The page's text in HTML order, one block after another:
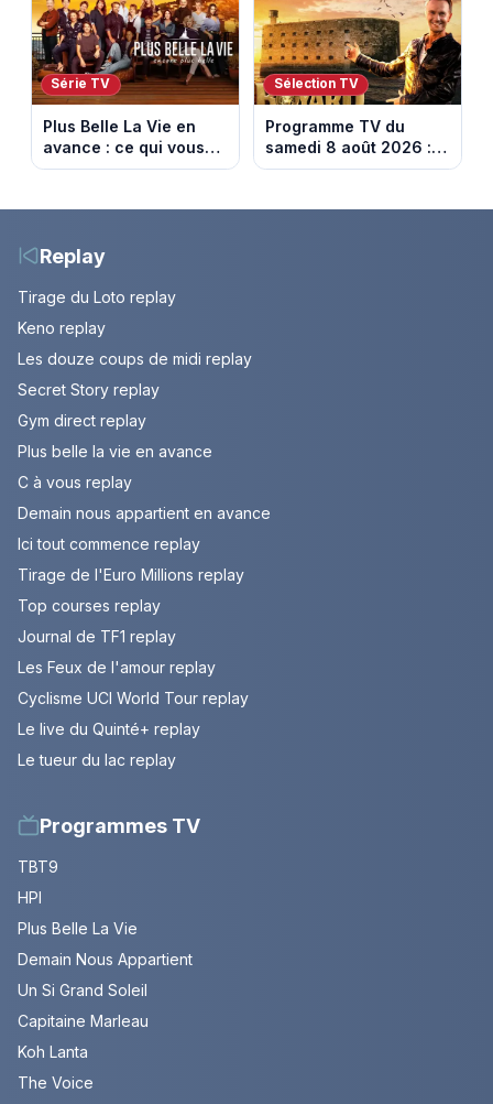
août 2026 (spoiler)
(spoiler)
Série TV
Plus Belle La Vie en
avance : ce qui vous
attend la semaine du
(spoiler)
Sélection TV
Programme TV du
samedi 8 août 2026 :
notre sélection pour
Replay
Tirage du Loto replay
Keno replay
Les douze coups de midi replay
Secret Story replay
Gym direct replay
Plus belle la vie en avance
C à vous replay
Demain nous appartient en avance
Ici tout commence replay
Tirage de l'Euro Millions replay
Top courses replay
Journal de TF1 replay
Les Feux de l'amour replay
Cyclisme UCI World Tour replay
Le live du Quinté+ replay
Le tueur du lac replay
Programmes TV
TBT9
HPI
Plus Belle La Vie
Demain Nous Appartient
Un Si Grand Soleil
Capitaine Marleau
Koh Lanta
The Voice